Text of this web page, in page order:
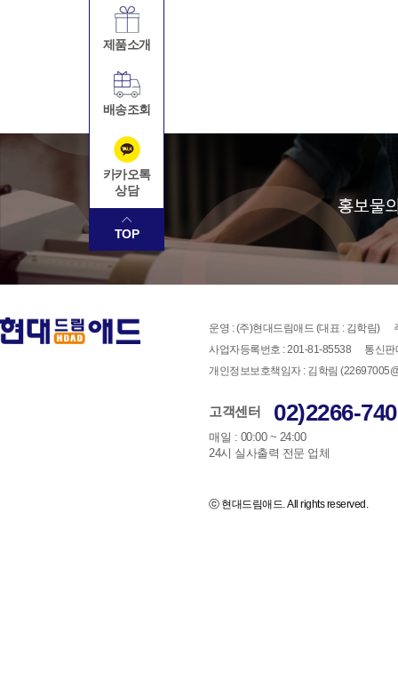
제품소개
배송조회
카카오톡
상담
TOP
운영 : (주)현대드림애드 (대표 : 김학림)
사업자등록번호 : 201-81-85538
통신판
개인정보보호책임자 : 김학림
고객센터 02)2266-
매일 : 00:00 ~ 24:00
24시 실사출력 전문 업체
ⓒ 현대드림애드. All rights reserved.